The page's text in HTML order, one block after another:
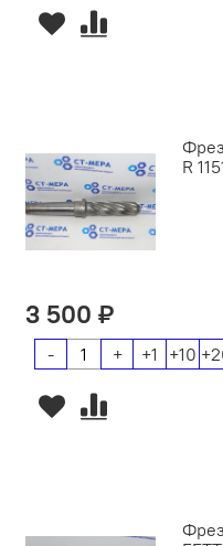
R
3 500 ₽
- + +1 +10